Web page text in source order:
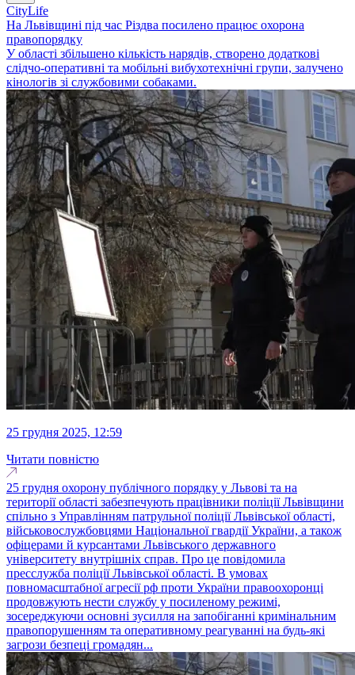
CityLife
На Львівщині під час Різдва посилено працює охорона
правопорядку
У області збільшено кількість нарядів, створено додаткові
слідчо-оперативні та мобільні вибухотехнічні групи, залучено
кінологів зі службовими собаками.
25 грудня 2025, 12:59
Читати повністю
25 грудня охорону публічного порядку у Львові та на
території області забезпечують працівники поліції Львівщини
спільно з Управлінням патрульної поліції Львівської області,
військовослужбовцями Національної гвардії України, а також
офіцерами й курсантами Львівського державного
університету внутрішніх справ. Про це повідомила
пресслужба поліції Львівської області. В умовах
повномасштабної агресії рф проти України правоохоронці
продовжують нести службу у посиленому режимі,
зосереджуючи основні зусилля на запобіганні кримінальним
правопорушенням та оперативному реагуванні на будь-які
загрози безпеці громадян...